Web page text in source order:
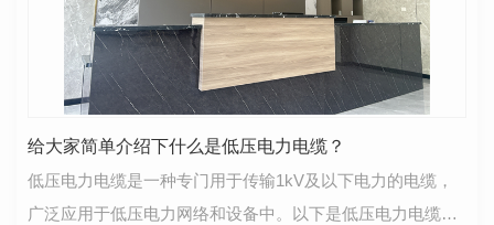
给大家简单介绍下什么是低压电力电缆？
低压电力电缆是一种专门用于传输1kV及以下电力的电缆，
广泛应用于低压电力网络和设备中。以下是低压电力电缆的